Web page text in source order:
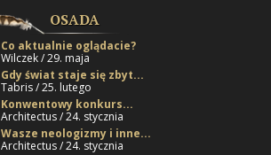
OSADA
Co aktualnie oglądacie?
Wilczek / 29. maja
Gdy świat staje się zbyt...
Tabris / 25. lutego
Konwentowy konkurs...
Architectus / 24. stycznia
Wasze neologizmy i inne...
Architectus / 24. stycznia